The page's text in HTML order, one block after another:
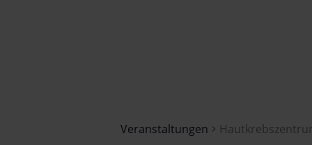
Veranstaltungen